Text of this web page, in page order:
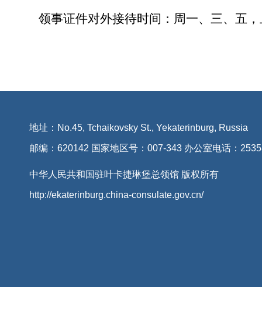
领事证件对外接待时间：周一、三、五
地址：No.45, Tchaikovsky St., Yekaterinburg, Russia
邮编：620142 国家地区号：007-343 办公室电话：
中华人民共和国驻叶卡捷琳堡总领馆 版权所有
http://ekaterinburg.china-consulate.gov.cn/